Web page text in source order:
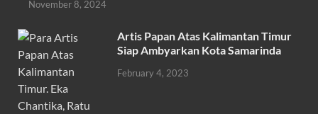
k
p
November 8, 2024
Artis Papan Atas Kalimantan Timur
Siap Ambyarkan Kota Samarinda
February 4, 2023